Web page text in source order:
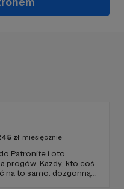
zł miesięcznie
Patronite i oto
progów. Każdy, kto coś
na to samo: dozgonną